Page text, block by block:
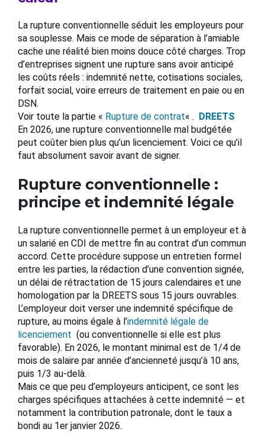
La rupture conventionnelle séduit les employeurs pour
sa souplesse. Mais ce mode de séparation à l’amiable
cache une réalité bien moins douce côté charges. Trop
d’entreprises signent une rupture sans avoir anticipé
les coûts réels : indemnité nette, cotisations sociales,
forfait social, voire erreurs de traitement en paie ou en
DSN.
Voir toute la partie « Rupture de contrat« .
DREETS
En 2026, une rupture conventionnelle mal budgétée
peut coûter bien plus qu’un licenciement. Voici ce qu’il
faut absolument savoir avant de signer.
Rupture conventionnelle :
principe et indemnité légale
La rupture conventionnelle permet à un employeur et à
un salarié en CDI de mettre fin au contrat d’un commun
accord. Cette procédure suppose un entretien formel
entre les parties, la rédaction d’une convention signée,
un délai de rétractation de 15 jours calendaires et une
homologation par la DREETS sous 15 jours ouvrables.
L’employeur doit verser une indemnité spécifique de
rupture, au moins égale à l’indemnité légale de
licenciement (ou conventionnelle si elle est plus
favorable). En 2026, le montant minimal est de 1/4 de
mois de salaire par année d’ancienneté jusqu’à 10 ans,
puis 1/3 au-delà.
Mais ce que peu d’employeurs anticipent, ce sont les
charges spécifiques attachées à cette indemnité — et
notamment la contribution patronale, dont le taux a
bondi au 1er janvier 2026.